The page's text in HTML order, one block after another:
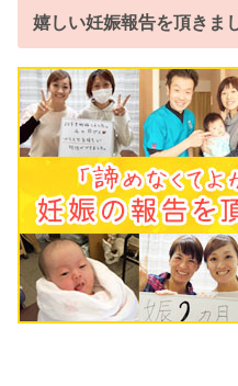
嬉しい妊娠報告を頂きま